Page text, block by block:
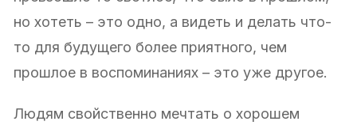
но хотеть – это одно, а видеть и делать что-
то для будущего более приятного, чем
прошлое в воспоминаниях – это уже другое.
Людям свойственно мечтать о хорошем